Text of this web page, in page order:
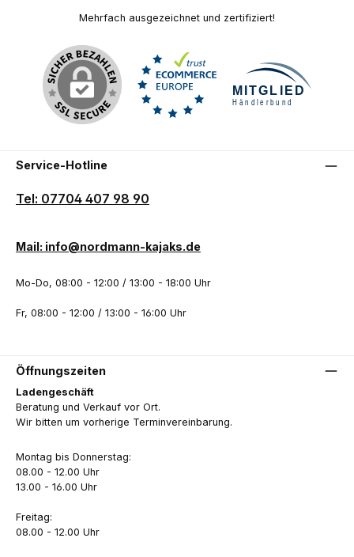
Mehrfach ausgezeichnet und zertifiziert!
Service-Hotline
Tel: 07704 407 98 90
Mail: info@nordmann-kajaks.de
Mo-Do, 08:00 - 12:00 / 13:00 - 18:00 Uhr
Fr, 08:00 - 12:00 / 13:00 - 16:00 Uhr
Öffnungszeiten
Ladengeschäft
Beratung und Verkauf vor Ort.
Wir bitten um vorherige Terminvereinbarung.
Montag bis Donnerstag:
08.00 - 12.00 Uhr
13.00 - 16.00 Uhr
Freitag:
08.00 - 12.00 Uhr